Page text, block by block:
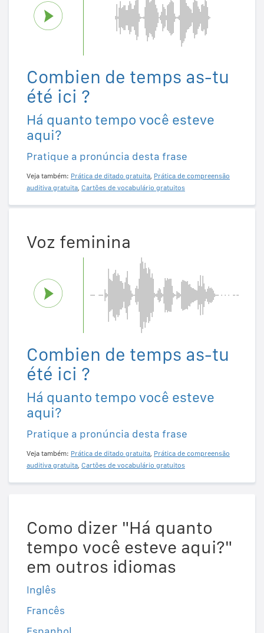
Combien de temps as-tu
été ici ?
Há quanto tempo você esteve
aqui?
Pratique a pronúncia desta frase
Veja também: Prática de ditado gratuita, Prática de compreensão
auditiva gratuita, Cartões de vocabulário gratuitos
Voz feminina
Combien de temps as-tu
été ici ?
Há quanto tempo você esteve
aqui?
Pratique a pronúncia desta frase
Veja também: Prática de ditado gratuita, Prática de compreensão
auditiva gratuita, Cartões de vocabulário gratuitos
Como dizer "Há quanto
tempo você esteve aqui?"
em outros idiomas
Inglês
Francês